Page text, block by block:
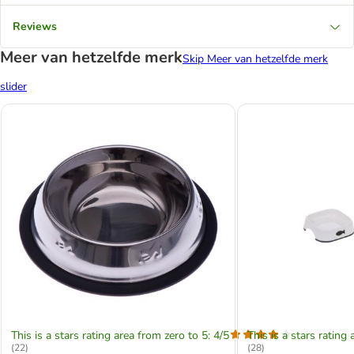
Reviews
Meer van hetzelfde merkSkip Meer van hetzelfde merk
slider
This is a stars rating area from zero to 5: 4/5
(22)
This is a stars rating
(28)